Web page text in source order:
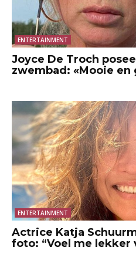
ENTERTAINMENT
Joyce De Troch
zwembad: «Mooie
ENTERTAINMENT
Actrice Katja
foto: “Voel me lekker